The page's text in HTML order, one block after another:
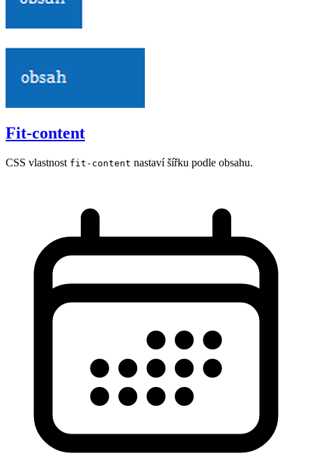
Fit-content
CSS vlastnost fit-content nastaví šířku podle obsahu.